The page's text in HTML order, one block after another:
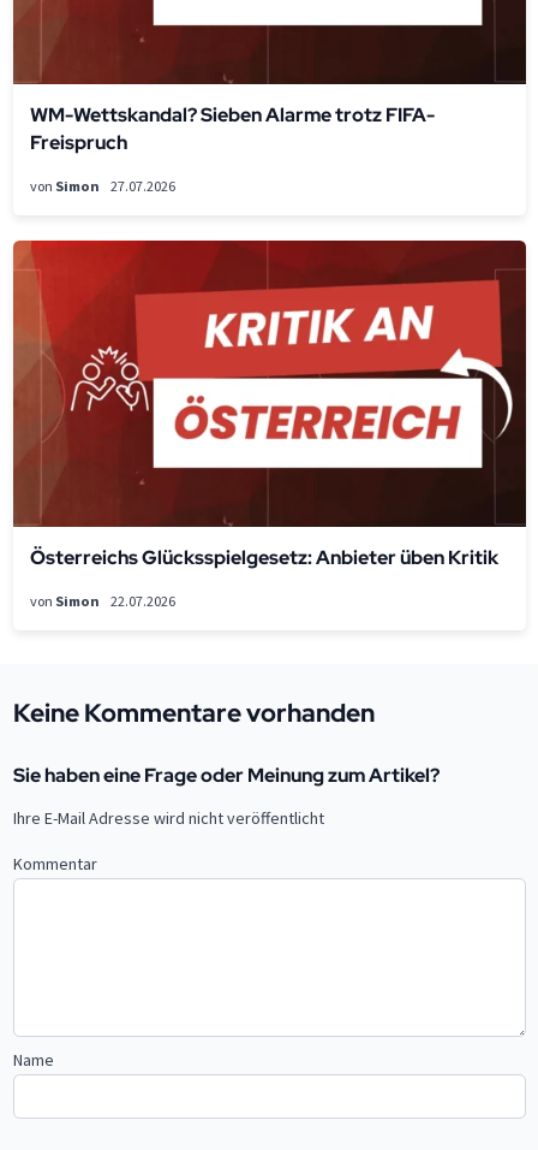
WM-Wettskandal? Sieben Alarme trotz FIFA-
Freispruch
von Simon 27.07.2026
Österreichs Glücksspielgesetz: Anbieter üben Kritik
von Simon 22.07.2026
Keine Kommentare vorhanden
Sie haben eine Frage oder Meinung zum Artikel?
Ihre E-Mail Adresse wird nicht veröffentlicht
Kommentar
Name